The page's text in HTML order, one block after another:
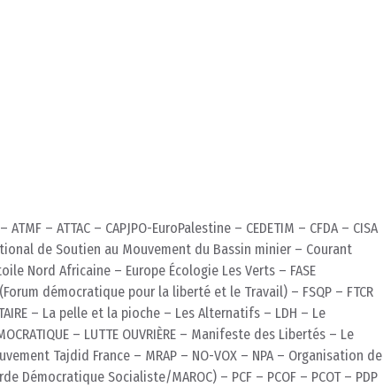
– ATMF – ATTAC – CAPJPO-EuroPalestine – CEDETIM – CFDA – CISA
de Soutien au Mouvement du Bassin minier – Courant
Nord Africaine – Europe Écologie Les Verts – FASE
démocratique pour la liberté et le Travail) – FSQP – FTCR
– La pelle et la pioche – Les Alternatifs – LDH – Le
– LUTTE OUVRIÈRE – Manifeste des Libertés – Le
Tajdid France – MRAP – NO-VOX – NPA – Organisation de
Démocratique Socialiste/MAROC) – PCF – PCOF – PCOT – PDP